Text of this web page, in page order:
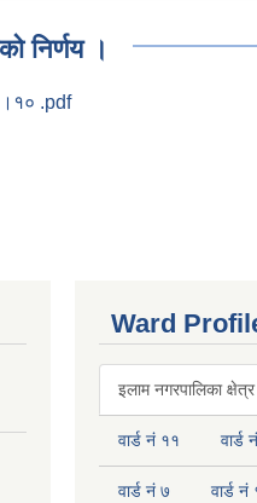
निर्णय ।
.pdf
Ward
इलाम नगरपालिका क्षेत्र
वार्ड नं ११ वार्ड
वार्ड नं ७ वार्ड नं